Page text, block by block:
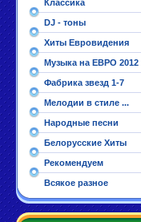
Классика
DJ - тоны
Хиты Евровидения
Музыка на ЕВРО 2012
Фабрика звезд 1-7
Мелодии в стиле ...
Народные песни
Белорусские Хиты
Рекомендуем
Всякое разное